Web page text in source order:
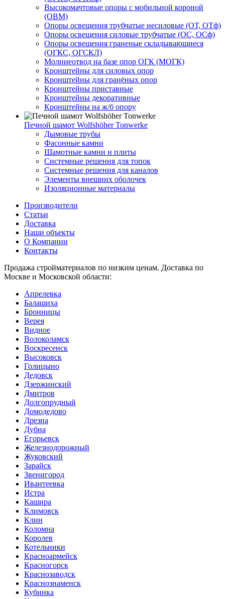
Высокомачтовые опоры с мобильной короной
(ОВМ)
Опоры освещения трубчатые несиловые (ОТ, ОТф)
Опоры освещения силовые трубчатые (ОС, ОСф)
Опоры освещения граненые складывающиеся
(ОГКС, ОГСКЛ)
Молниеотвод на базе опор ОГК (МОГК)
Кронштейны для силовых опор
Кронштейны для гранёных опор
Кронштейны приставные
Кронштейны декоративные
Кронштейны на ж/б опору
Печной шамот Wolfshöher Tonwerke
Дымовые трубы
Фасонные камни
Шамотные камни и плиты
Системные решения для топок
Системные решения для каналов
Элементы внешних оболочек
Изоляционные материалы
Производители
Статьи
Доставка
Наши объекты
О Компании
Контакты
Продажа стройматериалов по низким ценам. Доставка по
Москве и Московской области:
Апрелевка
Балашиха
Бронницы
Верея
Видное
Волоколамск
Воскресенск
Высоковск
Голицыно
Дедовск
Дзержинский
Дмитров
Долгопрудный
Домодедово
Дрезна
Дубна
Егорьевск
Железнодорожный
Жуковский
Зарайск
Звенигород
Ивантеевка
Истра
Кашира
Климовск
Клин
Коломна
Королев
Котельники
Красноармейск
Красногорск
Краснозаводск
Краснознаменск
Кубинка